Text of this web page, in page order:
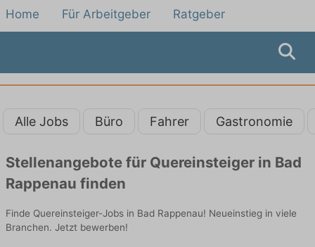
Home Für Arbeitgeber Ratgeber
Alle Jobs Büro Fahrer Gastronomie
Stellenangebote für Quereinsteiger in Bad
Rappenau finden
Finde Quereinsteiger-Jobs in Bad Rappenau! Neueinstieg in viele
Branchen. Jetzt bewerben!